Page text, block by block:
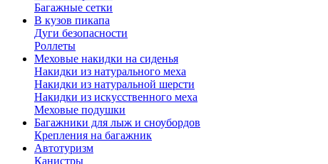
Багажные сетки
В кузов пикапа
Дуги безопасности
Роллеты
Меховые накидки на сиденья
Накидки из натурального меха
Накидки из натуральной шерсти
Накидки из искусственного меха
Меховые подушки
Багажники для лыж и сноубордов
Крепления на багажник
Автотуризм
Канистры